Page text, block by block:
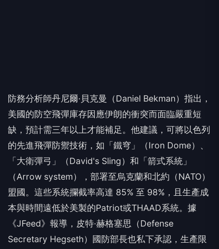
防務分析師丹尼爾·貝克曼（Daniel Bekman）指出，
美國的防空飛彈庫存因應伊朗的衝突而面臨嚴重短
缺，預計需三年以上才能補足。他建議，可將以色列
的先進飛彈防禦技術，如「鐵穹」（Iron Dome）、
「大衛彈弓」（David's Sling）和「箭式系統」
（Arrow system），部署至烏克蘭和北約（NATO）
盟國。這些系統攔截率高達 85% 至 98%，且生產成
本與時間遠低於美製的Patriot或THAAD系統。據
《JFeed》報導，皮特·赫格塞思（Defense
Secretary Hegseth）國防部長也私下承認，生產限